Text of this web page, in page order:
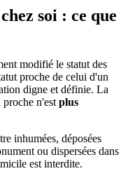
soi : ce que
modifié le statut des
proche de celui d'un
digne et définie. La
n'est plus
inhumées, déposées
ou dispersées dans
est interdite.